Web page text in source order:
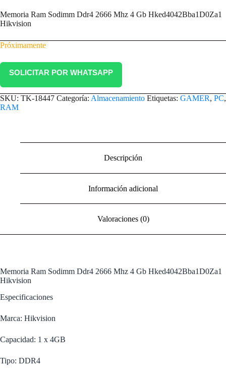
Memoria Ram Sodimm Ddr4 2666 Mhz 4 Gb Hked4042Bba1D0Za1
Hikvision
Próximamente
SOLICITAR POR WHATSAPP
SKU: TK-18447 Categoría: Almacenamiento Etiquetas: GAMER, PC,
RAM
Descripción
Información adicional
Valoraciones (0)
Memoria Ram Sodimm Ddr4 2666 Mhz 4 Gb Hked4042Bba1D0Za1
Hikvision
Especificaciones
Marca: Hikvision
Capacidad: 1 x 4GB
Tipo: DDR4